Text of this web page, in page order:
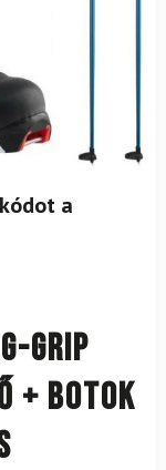
a
Grip
+ botok